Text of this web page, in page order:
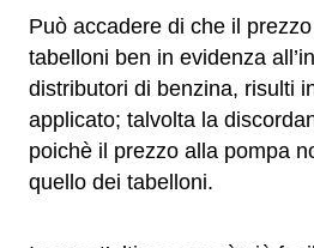
Può accadere di che il
tabelloni ben in evidenza
distributori di benzina, risulti
applicato; talvolta la
poichè il prezzo alla pompa
quello dei tabelloni.